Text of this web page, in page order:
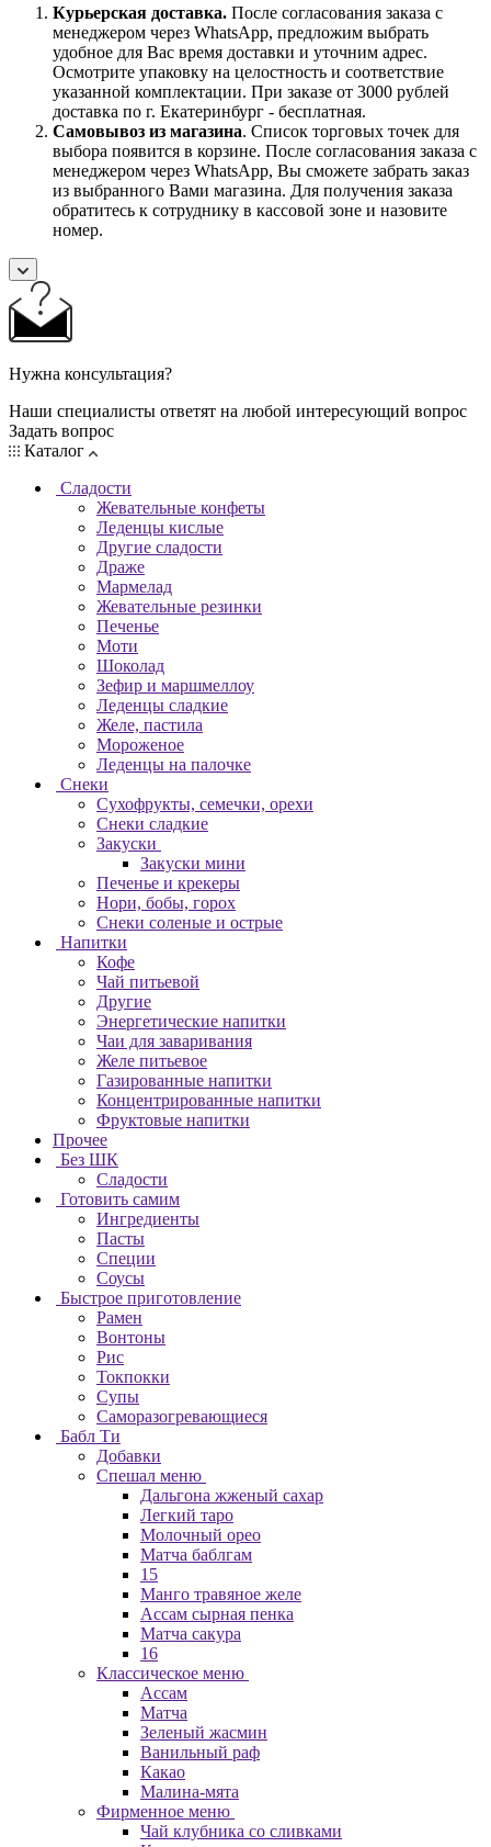
Курьерская доставка. После согласования заказа с
менеджером через WhatsApp, предложим выбрать
удобное для Вас время доставки и уточним адрес.
Осмотрите упаковку на целостность и соответствие
указанной комплектации. При заказе от 3000 рублей
доставка по г. Екатеринбург - бесплатная.
Самовывоз из магазина. Список торговых точек для
выбора появится в корзине. После согласования заказа с
менеджером через WhatsApp, Вы сможете забрать заказ
из выбранного Вами магазина. Для получения заказа
обратитесь к сотруднику в кассовой зоне и назовите
номер.
Нужна консультация?
Наши специалисты ответят на любой интересующий вопрос
Задать вопрос
Каталог
Сладости
Жевательные конфеты
Леденцы кислые
Другие сладости
Драже
Мармелад
Жевательные резинки
Печенье
Моти
Шоколад
Зефир и маршмеллоу
Леденцы сладкие
Желе, пастила
Мороженое
Леденцы на палочке
Снеки
Сухофрукты, семечки, орехи
Снеки сладкие
Закуски
Закуски мини
Печенье и крекеры
Нори, бобы, горох
Снеки соленые и острые
Напитки
Кофе
Чай питьевой
Другие
Энергетические напитки
Чаи для заваривания
Желе питьевое
Газированные напитки
Концентрированные напитки
Фруктовые напитки
Прочее
Без ШК
Сладости
Готовить самим
Ингредиенты
Пасты
Специи
Соусы
Быстрое приготовление
Рамен
Вонтоны
Рис
Токпокки
Супы
Саморазогревающиеся
Бабл Ти
Добавки
Спешал меню
Дальгона жженый сахар
Легкий таро
Молочный орео
Матча баблгам
15
Манго травяное желе
Ассам сырная пенка
Матча сакура
16
Классическое меню
Ассам
Матча
Зеленый жасмин
Ванильный раф
Какао
Малина-мята
Фирменное меню
Чай клубника со сливками